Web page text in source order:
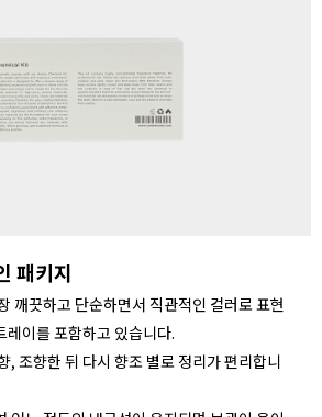
패키지
깨끗하고 단순하면서 직관적인 컬러로 표현
레이를 포함하고 있습니다.
, 조향한 뒤 다시 향조 별로 정리가 편리합니